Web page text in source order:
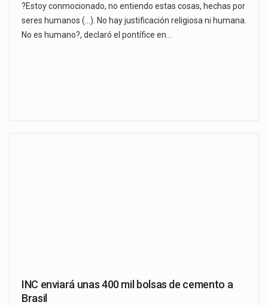
?Estoy conmocionado, no entiendo estas cosas, hechas por
seres humanos (...). No hay justificación religiosa ni humana.
No es humano?, declaró el pontífice en…
INC enviará unas 400 mil bolsas de cemento a
Brasil